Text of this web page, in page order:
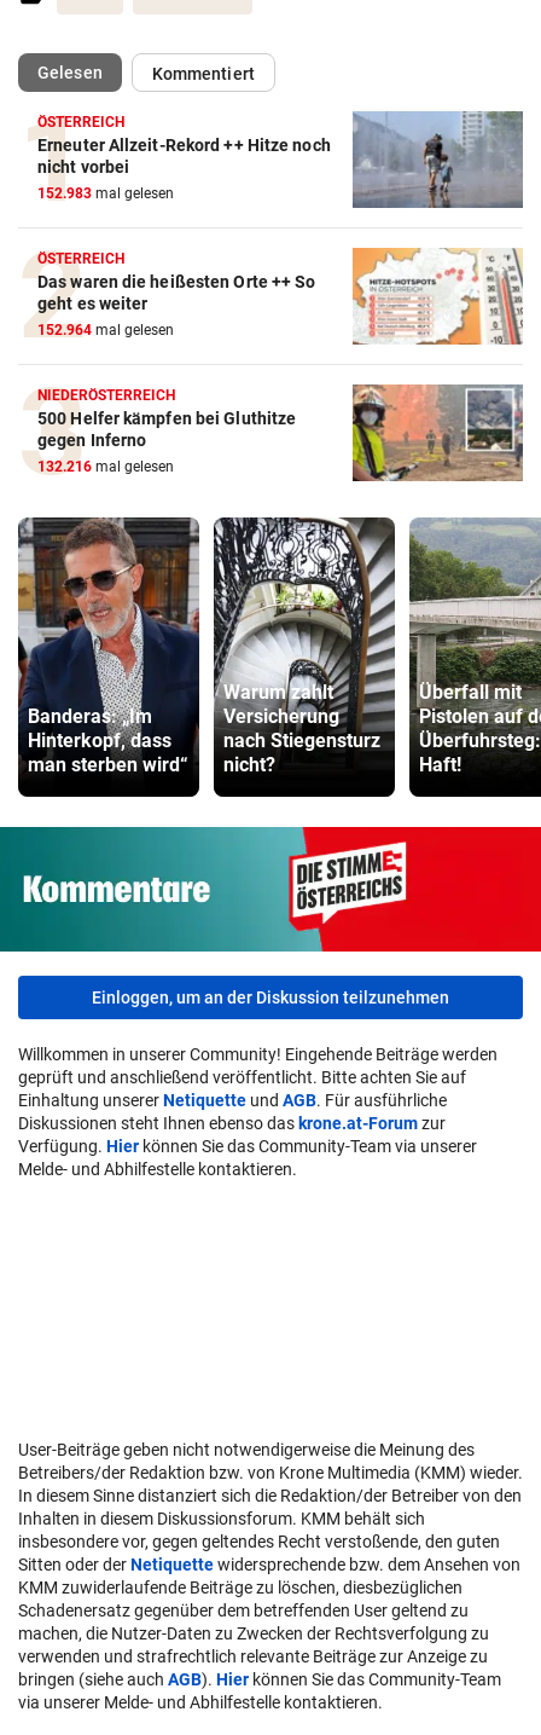
Gelesen(ausgewählt)Kommentiert
ÖSTERREICH
Erneuter Allzeit-Rekord ++ Hitze noch
nicht vorbei
152.983 mal gelesen
ÖSTERREICH
Das waren die heißesten Orte ++ So
geht es weiter
152.964 mal gelesen
NIEDERÖSTERREICH
500 Helfer kämpfen bei Gluthitze
gegen Inferno
132.216 mal gelesen
Banderas: „Im
Hinterkopf, dass
man sterben wird“
Warum zahlt
Versicherung
nach Stiegensturz
nicht?
Überfall mit
Pistolen auf
Überfuhrsteg:
Haft!
Einloggen, um an der Diskussion teilzunehmen
Willkommen in unserer Community! Eingehende Beiträge werden
geprüft und anschließend veröffentlicht. Bitte achten Sie auf
Einhaltung unsererNetiquette und AGB. Für ausführliche
Diskussionen steht Ihnen ebenso das krone.at-Forumzur
Verfügung. Hier können Sie das Community-Team via unserer
Melde- und Abhilfestelle kontaktieren.
User-Beiträge geben nicht notwendigerweise die Meinung des
Betreibers/der Redaktion bzw. von Krone Multimedia (KMM) wieder.
In diesem Sinne distanziert sich die Redaktion/der Betreiber von den
Inhalten in diesem Diskussionsforum. KMM behält sich
insbesondere vor, gegen geltendes Recht verstoßende, den guten
Sitten oder derNetiquettewidersprechende bzw. dem Ansehen von
KMM zuwiderlaufende Beiträge zu löschen, diesbezüglichen
Schadenersatz gegenüber dem betreffenden User geltend zu
machen, die Nutzer-Daten zu Zwecken der Rechtsverfolgung zu
verwenden und strafrechtlich relevante Beiträge zur Anzeige zu
bringen (siehe auch AGB). Hier können Sie das Community-Team
via unserer Melde- und Abhilfestelle kontaktieren.